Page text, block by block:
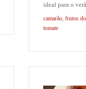
ideal para o
camarão, frutos
tomate